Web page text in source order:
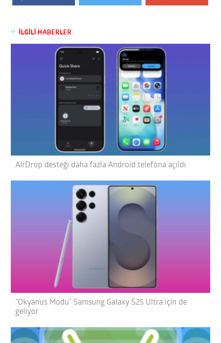
İLGİLİ HABERLER
AirDrop desteği daha fazla Android telefona açıldı
“Okyanus Modu” Samsung Galaxy S25 Ultra için de
geliyor